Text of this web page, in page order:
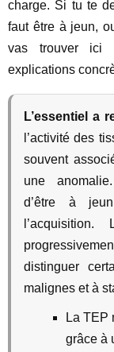
charge. Si tu te
faut être à jeun,
vas trouver ici
explications
L’essentiel a
l’activité des
souvent
une
d’être à
distinguer
malignes et à
La TEP
grâce à